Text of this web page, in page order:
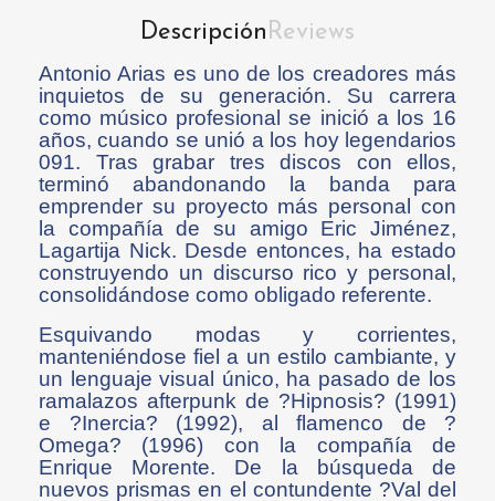
DescripciónReviews
Antonio Arias es uno de los creadores más
inquietos de su generación. Su carrera
como músico profesional se inició a los 16
años, cuando se unió a los hoy legendarios
091. Tras grabar tres discos con ellos,
terminó abandonando la banda para
emprender su proyecto más personal con
la compañía de su amigo Eric Jiménez,
Lagartija Nick. Desde entonces, ha estado
construyendo un discurso rico y personal,
consolidándose como obligado referente.
Esquivando modas y corrientes,
manteniéndose fiel a un estilo cambiante, y
un lenguaje visual único, ha pasado de los
ramalazos afterpunk de ?Hipnosis? (1991)
e ?Inercia? (1992), al flamenco de ?
Omega? (1996) con la compañía de
Enrique Morente. De la búsqueda de
nuevos prismas en el contundente ?Val del